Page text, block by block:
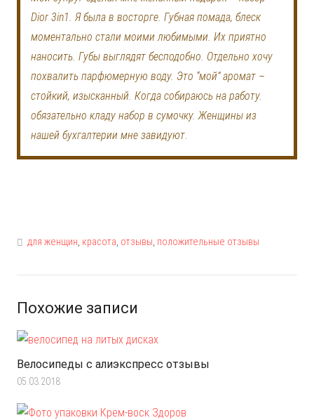
Dior 3in1. Я была в восторге. Губная помада, блеск
моментально стали моими любимыми. Их приятно
наносить. Губы выглядят бесподобно. Отдельно хочу
похвалить парфюмерную воду. Это “мой” аромат –
стойкий, изысканный. Когда собираюсь на работу.
обязательно кладу набор в сумочку. Женщины из
нашей бухгалтерии мне завидуют.
для женщин, красота, отзывы, положительные отзывы
Похожие записи
Велосипеды с алиэкспресс отзывы
05.03.2018